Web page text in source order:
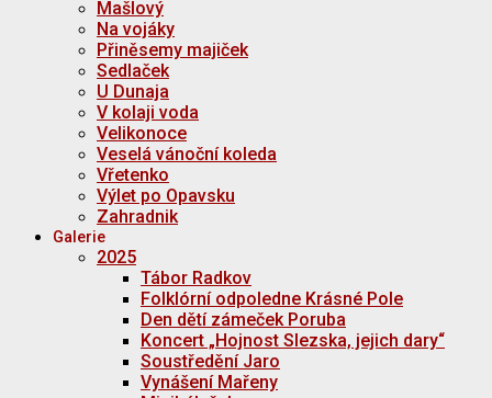
Mašlový
Na vojáky
Přiněsemy majiček
Sedlaček
U Dunaja
V kolaji voda
Velikonoce
Veselá vánoční koleda
Vřetenko
Výlet po Opavsku
Zahradnik
Galerie
2025
Tábor Radkov
Folklórní odpoledne Krásné Pole
Den dětí zámeček Poruba
Koncert „Hojnost Slezska, jejich dary“
Soustředění Jaro
Vynášení Mařeny